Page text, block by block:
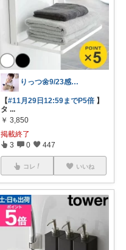
りっつ🌼9/23感謝です🩵
【#11月29日12:59までP5倍 】
タ ...
￥ 3,850
掲載終了
3 0 447
コレ いいね